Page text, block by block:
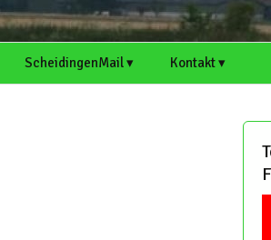
und Illingen
und Hobby-
sind immer
ScheidingenMail ▾ Kontakt ▾
Artikel
Termin